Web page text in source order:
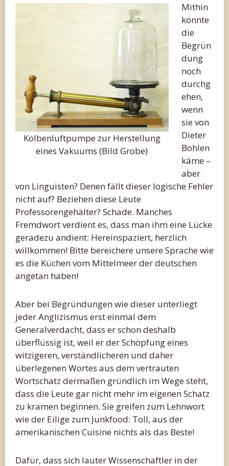
Kolbenluftpumpe zur Herstellung
eines Vakuums (Bild Grobe)
Mithin
könnte
die
Begrün
dung
noch
durchg
ehen,
wenn
sie von
Dieter
Bohlen
käme –
aber
von Linguisten? Denen fällt dieser logische Fehler
nicht auf? Beziehen diese Leute
Professorengehälter? Schade. Manches
Fremdwort verdient es, dass man ihm eine Lücke
geradezu andient: Hereinspaziert, herzlich
willkommen! Bitte bereichere unsere Sprache wie
es die Küchen vom Mittelmeer der deutschen
angetan haben!
Aber bei Begründungen wie dieser unterliegt
jeder Anglizismus erst einmal dem
Generalverdacht, dass er schon deshalb
überflüssig ist, weil er der Schöpfung eines
witzigeren, verständlicheren und daher
überlegenen Wortes aus dem vertrauten
Wortschatz dermaßen gründlich im Wege steht,
dass die Leute gar nicht mehr im eigenen Schatz
zu kramen beginnen. Sie greifen zum Lehnwort
wie der Eilige zum Junkfood: Toll, aus der
amerikanischen Cuisine nichts als das Beste!
Dafür, dass sich lauter Wissenschaftler in der